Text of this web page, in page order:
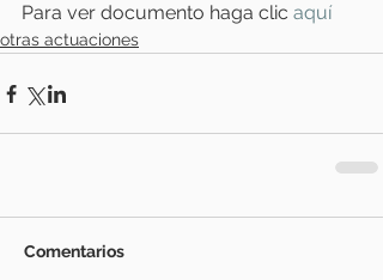
Para ver documento haga clic aquí
otras actuaciones
Comentarios